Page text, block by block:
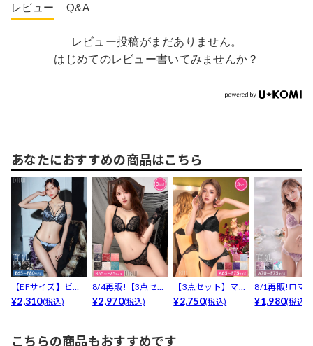
レビュー Q&A
レビュー投稿がまだありません。
はじめてのレビュー書いてみませんか？
あなたにおすすめの商品はこちら
【EFサイズ】ビタ
ーサテンコード育
¥2,310(税込)
8/4再販!【3点セッ
ト】【三上悠亜着...
¥2,970(税込)
【3点セット】マジ
ックアップブラジ
¥2,750(税込)
8/1再販!ロマ
ィックベルロ
¥1,980(税込)
こちらの商品もおすすめです